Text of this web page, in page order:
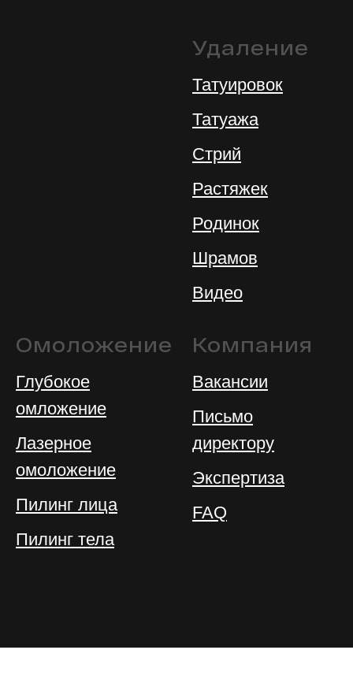
Удаление
Татуировок
Татуажа
Стрий
Растяжек
Родинок
Шрамов
Видео
Омоложение
Глубокое
омложение
Лазерное
омоложение
Пилинг лица
Пилинг тела
Компания
Вакансии
Письмо
директору
Экспертиза
FAQ